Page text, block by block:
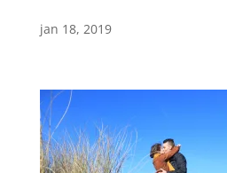
jan 18, 2019